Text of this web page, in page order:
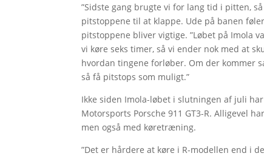
”Sidste gang brugte vi for lang tid i pitten,
pitstoppene til at klappe. Ude på banen
pitstoppene bliver vigtige. ”Løbet på Imola
vi køre seks timer, så vi ender nok med at
hvordan tingene forløber. Om der kommer
så få pitstops som muligt.”
Ikke siden Imola-løbet i slutningen af juli
Motorsports Porsche 911 GT3-R. Alligevel
men også med køretræning.
”Det er hårdere at køre i R-modellen end i